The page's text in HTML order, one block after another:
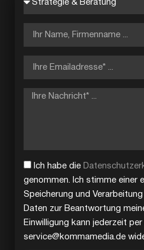
Ich habe die
genommen. Ich stimme einer
Speicherung und
Daten zur Beantwortung
Einwilligung kann jederzeit per
service@kommamedia.de